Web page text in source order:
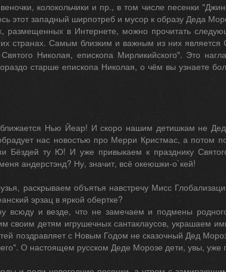
колокольчики и пр., в том числе песенки
этот западный ширпотреб и мусор к образу Деда
размещенных в Интернете, можно прочитать
странах. Самым близким и важным из них является
Николая, епископа Мирликийского". Это
старше епископа Николая, о чём вы узнаете
Нью Йеар! И скоро нашим детишкам не
нас новостью про Мерри Кристмас, а потом
Бёздей ту Ю! И уже привыкаем к празднику
андерстэнд? Ну, значит, всё океюшки-о`кей!
раскрываем объятья навстречу Мисс
эрзац в яркой обертке?
всюду и везде, что не замечаем и подмены
своим детям игрушечных сантаклаусов, украшаем
поздравляет с Новым Годом не сказочный Дед
О настоящем русском Деде Морозе дети, увы, уже